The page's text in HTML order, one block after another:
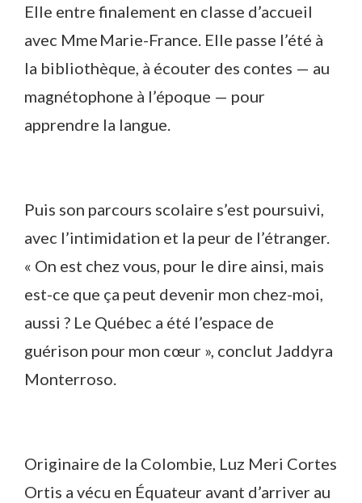
Elle entre finalement en classe d’accueil
avec Mme Marie-France. Elle passe l’été à
la bibliothèque, à écouter des contes — au
magnétophone à l’époque — pour
apprendre la langue.
Puis son parcours scolaire s’est poursuivi,
avec l’intimidation et la peur de l’étranger.
« On est chez vous, pour le dire ainsi, mais
est-ce que ça peut devenir mon chez-moi,
aussi ? Le Québec a été l’espace de
guérison pour mon cœur », conclut Jaddyra
Monterroso.
Originaire de la Colombie, Luz Meri Cortes
Ortis a vécu en Équateur avant d’arriver au